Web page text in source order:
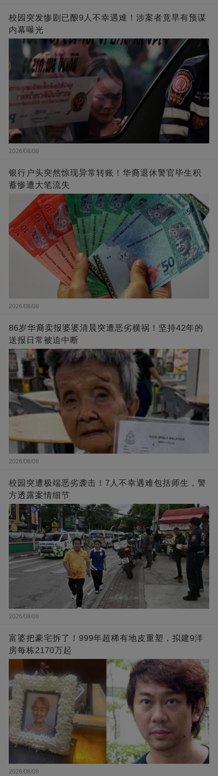
校园突发惨剧已酿9人不幸遇难！涉案者竟早有预谋
内幕曝光
2026/08/08
银行户头突然惊现异常转账！华裔退休警官毕生积
蓄惨遭大笔流失
2026/08/08
86岁华裔卖报婆婆清晨突遭恶劣横祸！坚持42年的
送报日常被迫中断
2026/08/08
校园突遭极端恶劣袭击！7人不幸遇难包括师生，警
方透露案情细节
2026/08/08
富婆把豪宅拆了！999年超稀有地皮重塑，拟建9洋
房每栋2170万起
2026/08/08